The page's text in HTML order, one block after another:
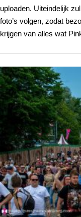
uploaden. Uiteindelijk
foto’s volgen, zodat
krijgen van alles wat